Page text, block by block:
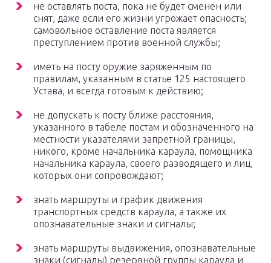
не оставлять поста, пока не будет сменен или
снят, даже если его жизни угрожает опасность;
самовольное оставление поста является
преступлением против военной службы;
иметь на посту оружие заряженным по
правилам, указанным в статье 125 настоящего
Устава, и всегда готовым к действию;
не допускать к посту ближе расстояния,
указанного в табеле постам и обозначенного на
местности указателями запретной границы,
никого, кроме начальника караула, помощника
начальника караула, своего разводящего и лиц,
которых они сопровождают;
знать маршруты и график движения
транспортных средств караула, а также их
опознавательные знаки и сигналы;
знать маршруты выдвижения, опознавательные
знаки (сигналы) резервной группы караула и